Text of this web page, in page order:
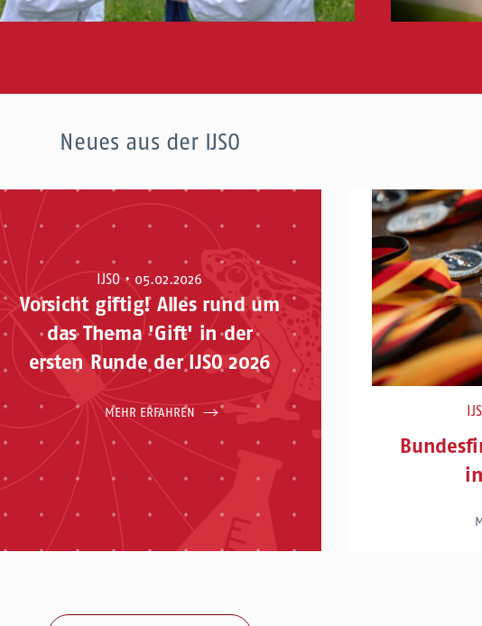
Neues aus der IJSO
IJSO • 05.02.2026
Vorsicht giftig! Alles rund um
das Thema 'Gift' in der
ersten Runde der IJSO 2026
MEHR ERFAHREN